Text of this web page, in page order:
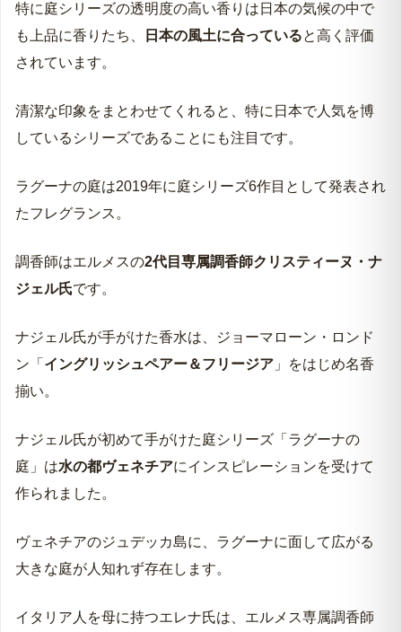
特に庭シリーズの透明度の高い香りは日本の気候の中で
も上品に香りたち、
日本の風土に合っていると高く評価
されています。
清潔な印象をまとわせてくれると、特に日本で人気を博
しているシリーズであることにも注目です。
ラグーナの庭は2019年に庭シリーズ6作目として発表され
たフレグランス。
調香師はエルメスの2代目専属調香師クリスティーヌ・ナ
ジェル氏です。
ナジェル氏が手がけた香水は、ジョーマローン・ロンド
ン「 イングリッシュペアー＆フリージア 」をはじめ名香
揃い。
ナジェル氏が初めて手がけた庭シリーズ「ラグーナの
庭」は水の都ヴェネチアにインスピレーションを受けて
作られました。
ヴェネチアのジュデッカ島に、ラグーナに面して広がる
大きな庭が人知れず存在します。
イタリア人を母に持つエレナ氏は、エルメス専属調香師